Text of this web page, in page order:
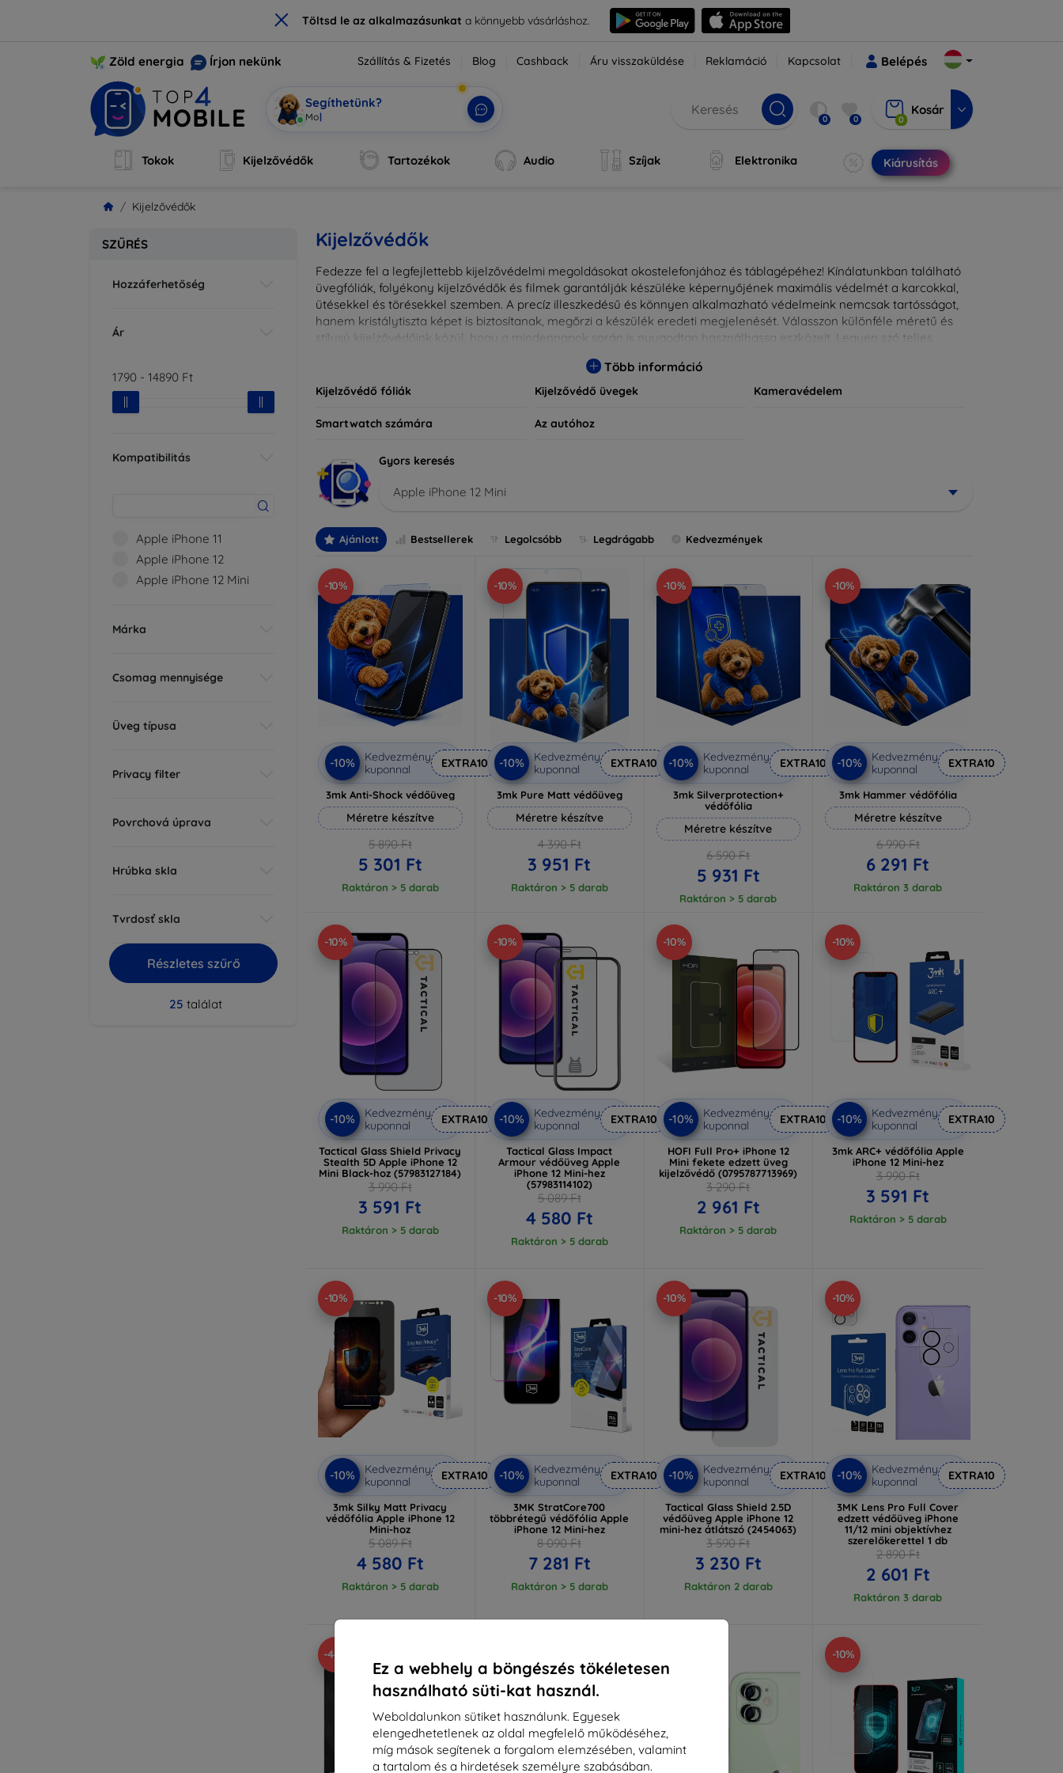
× Töltsd le az alkalmazásunkata könnyebb vásárláshoz.
Ez a webhely a böngészés tökéletesen
használható süti-kat használ.
Weboldalunkon sütiket használunk. Egyesek
elengedhetetlenek az oldal megfelelő működéséhez,
míg mások segítenek a forgalom elemzésében, valamint
a tartalom és a hirdetések személyre szabásában.
Zöld energia Írjon nekünk Szállítás & Fizetés Blog Cashback Áru visszaküldése Reklamáció Kapcsolat Belépés
Segíthetünk?
Mobi vagyok, a t 0 0 0
Kosár
Tokok Kijelzővédők Tartozékok Audio Szíjak Elektronika Kiárusítás
Kijelzővédők
SZŰRÉS
Hozzáferhetőség
Ár
1790 - 14890 Ft
Kompatibilitás
Apple iPhone 11
Apple iPhone 12
Apple iPhone 12 Mini
Márka
Csomag mennyisége
Üveg típusa
Privacy filter
Povrchová úprava
Hrúbka skla
Tvrdosť skla
Részletes szűrő
25 találat
Kijelzővédők
Fedezze fel a legfejlettebb kijelzővédelmi megoldásokat okostelefonjához és táblagépéhez! Kínálatunkban található
üvegfóliák, folyékony kijelzővédők és filmek garantálják készüléke képernyőjének maximális védelmét a karcokkal,
ütésekkel és törésekkel szemben. A precíz illeszkedésű és könnyen alkalmazható védelmeink nemcsak tartósságot,
hanem kristálytiszta képet is biztosítanak, megőrzi a készülék eredeti megjelenését. Válasszon különféle méretű és
stílusú kijelzővédőink közül, hogy a mindennapok során is nyugodtan használhassa eszközeit. Legyen szó teljes
Több információ
Kijelzővédő fóliák Kijelzővédő üvegek Kameravédelem
Smartwatch számára Az autóhoz
Gyors keresés
Apple iPhone 12 Mini
Ajánlott Bestsellerek Legolcsóbb Legdrágabb Kedvezmények
-10%
-10%
Kedvezmény
kuponnal
EXTRA10
3mk Anti-Shock védőüveg
Méretre készítve
5 890 Ft
5 301 Ft
Raktáron > 5 darab
-10%
-10%
Kedvezmény
kuponnal
EXTRA10
3mk Pure Matt védőüveg
Méretre készítve
4 390 Ft
3 951 Ft
Raktáron > 5 darab
-10%
-10%
Kedvezmény
kuponnal
EXTRA10
3mk Silverprotection+
védőfólia
Méretre készítve
6 590 Ft
5 931 Ft
Raktáron > 5 darab
-10%
-10%
Kedvezmény
kuponnal
EXTRA10
3mk Hammer védőfólia
Méretre készítve
6 990 Ft
6 291 Ft
Raktáron 3 darab
-10%
-10%
Kedvezmény
kuponnal
EXTRA10
Tactical Glass Shield Privacy
Stealth 5D Apple iPhone 12
Mini Black-hoz (57983127184)
3 990 Ft
3 591 Ft
Raktáron > 5 darab
-10%
-10%
Kedvezmény
kuponnal
EXTRA10
Tactical Glass Impact
Armour védőüveg Apple
iPhone 12 Mini-hez
(57983114102)
5 089 Ft
4 580 Ft
Raktáron > 5 darab
-10%
-10%
Kedvezmény
kuponnal
EXTRA10
HOFI Full Pro+ iPhone 12
Mini fekete edzett üveg
kijelzővédő (0795787713969)
3 290 Ft
2 961 Ft
Raktáron > 5 darab
-10%
-10%
Kedvezmény
kuponnal
EXTRA10
3mk ARC+ védőfólia Apple
iPhone 12 Mini-hez
3 990 Ft
3 591 Ft
Raktáron > 5 darab
-10%
-10%
Kedvezmény
kuponnal
EXTRA10
3mk Silky Matt Privacy
védőfólia Apple iPhone 12
Mini-hoz
5 089 Ft
4 580 Ft
Raktáron > 5 darab
-10%
-10%
Kedvezmény
kuponnal
EXTRA10
3MK StratCore700
többrétegű védőfólia Apple
iPhone 12 Mini-hez
8 090 Ft
7 281 Ft
Raktáron > 5 darab
-10%
-10%
Kedvezmény
kuponnal
EXTRA10
Tactical Glass Shield 2.5D
védőüveg Apple iPhone 12
mini-hez átlátszó (2454063)
3 590 Ft
3 230 Ft
Raktáron 2 darab
-10%
-10%
Kedvezmény
kuponnal
EXTRA10
3MK Lens Pro Full Cover
edzett védőüveg iPhone
11/12 mini objektívhez
szerelőkerettel 1 db
2 890 Ft
2 601 Ft
Raktáron 3 darab
-44% -10%